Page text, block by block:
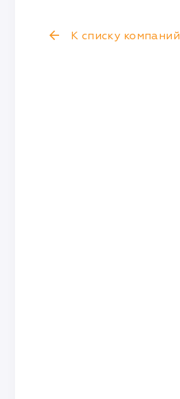
К списку компаний